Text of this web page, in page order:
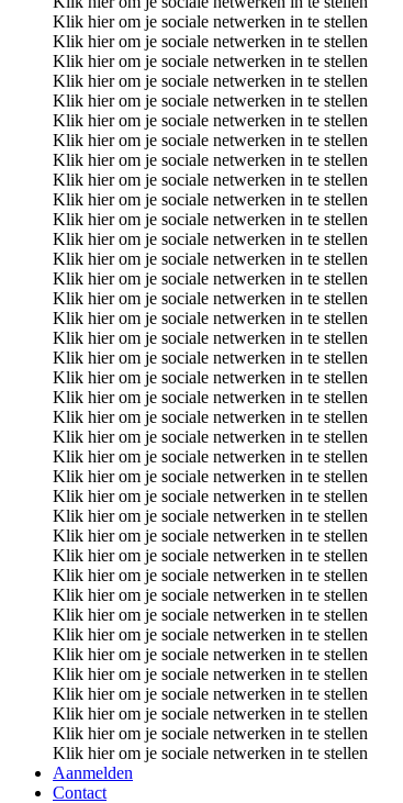
Klik hier om je sociale netwerken in te stellen
Klik hier om je sociale netwerken in te stellen
Klik hier om je sociale netwerken in te stellen
Klik hier om je sociale netwerken in te stellen
Klik hier om je sociale netwerken in te stellen
Klik hier om je sociale netwerken in te stellen
Klik hier om je sociale netwerken in te stellen
Klik hier om je sociale netwerken in te stellen
Klik hier om je sociale netwerken in te stellen
Klik hier om je sociale netwerken in te stellen
Klik hier om je sociale netwerken in te stellen
Klik hier om je sociale netwerken in te stellen
Klik hier om je sociale netwerken in te stellen
Klik hier om je sociale netwerken in te stellen
Klik hier om je sociale netwerken in te stellen
Klik hier om je sociale netwerken in te stellen
Klik hier om je sociale netwerken in te stellen
Klik hier om je sociale netwerken in te stellen
Klik hier om je sociale netwerken in te stellen
Klik hier om je sociale netwerken in te stellen
Klik hier om je sociale netwerken in te stellen
Klik hier om je sociale netwerken in te stellen
Klik hier om je sociale netwerken in te stellen
Klik hier om je sociale netwerken in te stellen
Klik hier om je sociale netwerken in te stellen
Klik hier om je sociale netwerken in te stellen
Klik hier om je sociale netwerken in te stellen
Klik hier om je sociale netwerken in te stellen
Klik hier om je sociale netwerken in te stellen
Klik hier om je sociale netwerken in te stellen
Klik hier om je sociale netwerken in te stellen
Klik hier om je sociale netwerken in te stellen
Klik hier om je sociale netwerken in te stellen
Klik hier om je sociale netwerken in te stellen
Klik hier om je sociale netwerken in te stellen
Klik hier om je sociale netwerken in te stellen
Klik hier om je sociale netwerken in te stellen
Klik hier om je sociale netwerken in te stellen
Aanmelden
Contact